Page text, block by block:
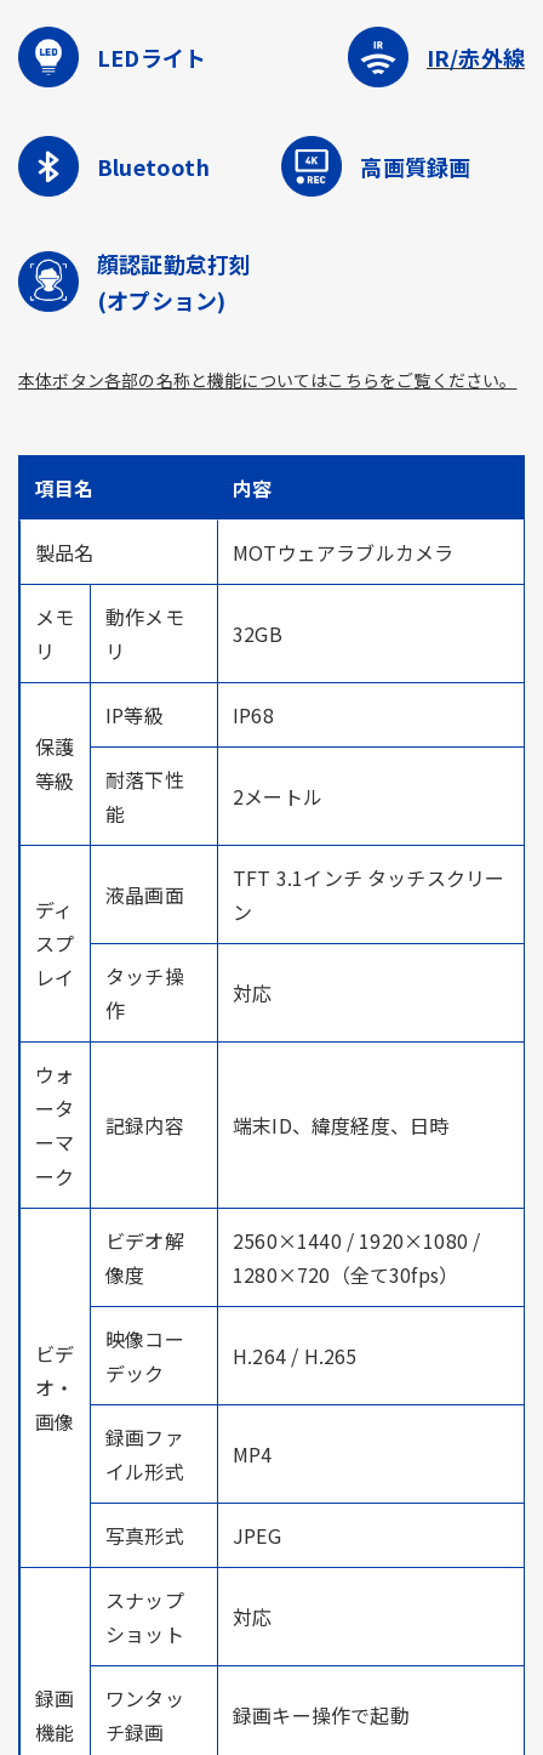
LEDライト IR/赤外線
Bluetooth 高画質録画
顔認証勤怠打刻
(オプション)
本体ボタン各部の名称と機能についてはこちらをご覧ください。
項目名 内容
製品名 MOTウェアラブルカメラ
メモ
リ
動作メモ
リ
32GB
保護
等級
IP等級 IP68
耐落下性
能
2メートル
ディ
スプ
レイ
液晶画面
TFT 3.1インチ タッチスクリー
ン
タッチ操
作
対応
ウォ
ータ
ーマ
ーク
記録内容 端末ID、緯度経度、日時
ビデ
オ・
画像
ビデオ解
像度
2560×1440 / 1920×1080 /
1280×720（全て30fps）
映像コー
デック
H.264 / H.265
録画ファ
イル形式
MP4
写真形式 JPEG
録画
機能
スナップ
ショット
対応
ワンタッ
チ録画
録画キー操作で起動